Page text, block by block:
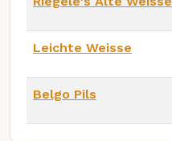
Leichte Weisse
Belgo Pils